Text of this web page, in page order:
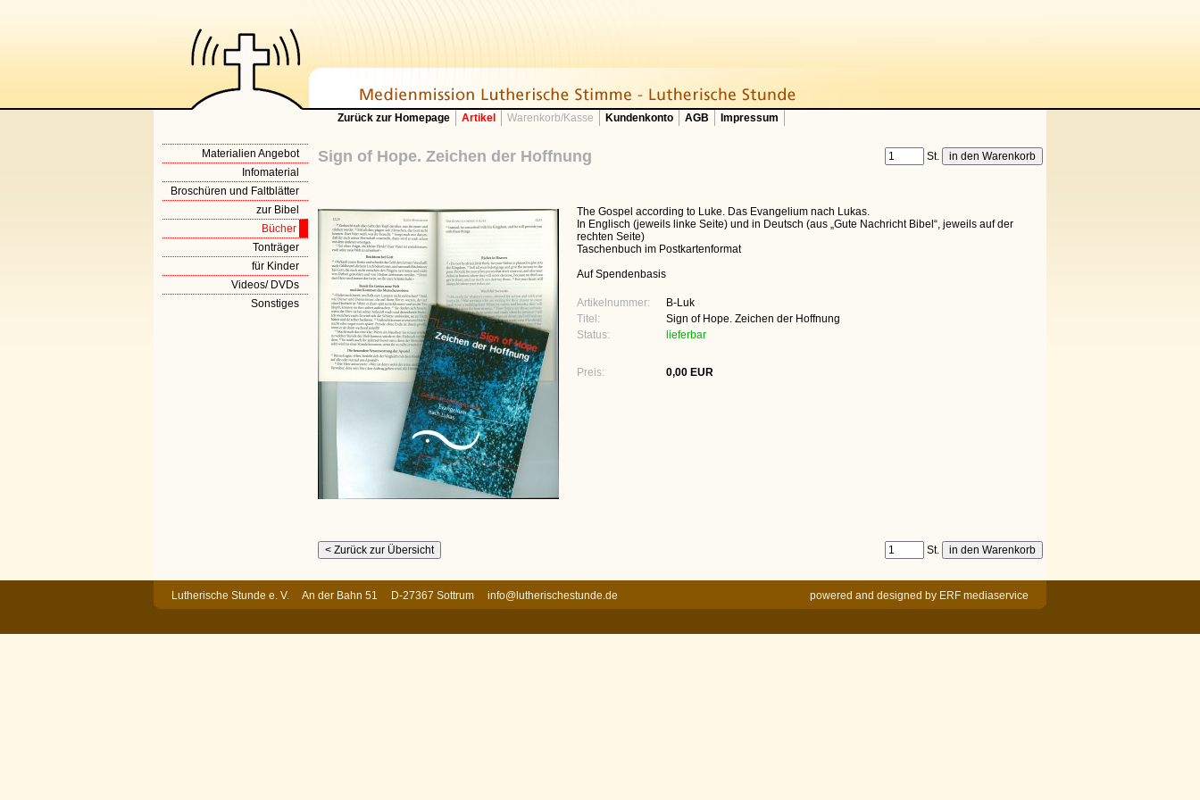
Zurück zur Homepage Artikel Warenkorb/Kasse Kundenkonto AGB Impressum
Materialien Angebot
Infomaterial
Broschüren und Faltblätter
zur Bibel
Bücher
Tonträger
für Kinder
Videos/ DVDs
Sonstiges
St.
Sign of Hope. Zeichen der Hoffnung
The Gospel according to Luke. Das Evangelium nach Lukas.
In Englisch (jeweils linke Seite) und in Deutsch (aus „Gute Nachricht Bibel“, jeweils auf der
rechten Seite)
Taschenbuch im Postkartenformat
Auf Spendenbasis
Artikelnummer:
B-Luk
Titel:
Sign of Hope. Zeichen der Hoffnung
Status:
lieferbar
Preis: 0,00 EUR
St.
powered and designed by ERF mediaservice
Lutherische Stunde e. V. An der Bahn 51 D-27367 Sottrum info@lutherischestunde.de